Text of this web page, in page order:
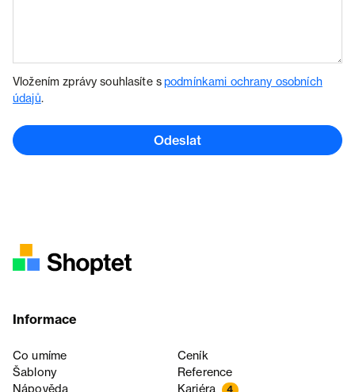
Vložením zprávy souhlasíte spodmínkami ochrany osobních
údajů.
Odeslat
Informace
Co umíme
Ceník
Šablony
Reference
Nápověda
Kariéra 4